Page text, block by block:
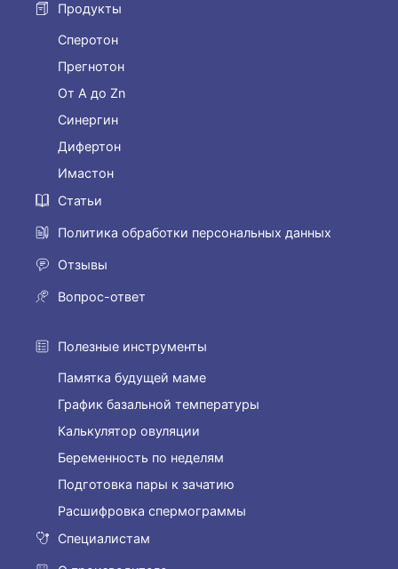
Продукты
Сперотон
Прегнотон
От А до Zn
Синергин
Дифертон
Имастон
Статьи
Политика обработки персональных данных
Отзывы
Вопрос-ответ
Полезные инструменты
Памятка будущей маме
График базальной температуры
Калькулятор овуляции
Беременность по неделям
Подготовка пары к зачатию
Расшифровка спермограммы
Специалистам